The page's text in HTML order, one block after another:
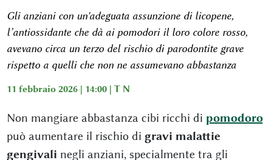
Gli anziani con un'adeguata assunzione di licopene,
l’antiossidante che dà ai pomodori il loro colore rosso,
avevano circa un terzo del rischio di parodontite grave
rispetto a quelli che non ne assumevano abbastanza
11 febbraio 2026 | 14:00 | T N
Non mangiare abbastanza cibi ricchi di pomodoro
può aumentare il rischio di gravi malattie
gengivali negli anziani, specialmente tra gli